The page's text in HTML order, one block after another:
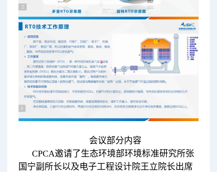
会议部分内容
CPCA邀请了生态环境部环境标准研究所张
国宁副所长以及电子工程设计院王立院长出席